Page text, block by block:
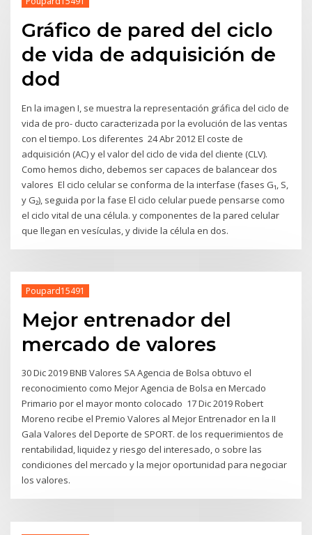
Gráfico de pared del ciclo
de vida de adquisición de
dod
En la imagen I, se muestra la representación gráfica del ciclo de
vida de pro- ducto caracterizada por la evolución de las ventas
con el tiempo. Los diferentes 24 Abr 2012 El coste de
adquisición (AC) y el valor del ciclo de vida del cliente (CLV).
Como hemos dicho, debemos ser capaces de balancear dos
valores El ciclo celular se conforma de la interfase (fases G₁, S,
y G₂), seguida por la fase El ciclo celular puede pensarse como
el ciclo vital de una célula. y componentes de la pared celular
que llegan en vesículas, y divide la célula en dos.
Poupard15491
Mejor entrenador del
mercado de valores
30 Dic 2019 BNB Valores SA Agencia de Bolsa obtuvo el
reconocimiento como Mejor Agencia de Bolsa en Mercado
Primario por el mayor monto colocado 17 Dic 2019 Robert
Moreno recibe el Premio Valores al Mejor Entrenador en la II
Gala Valores del Deporte de SPORT. de los requerimientos de
rentabilidad, liquidez y riesgo del interesado, o sobre las
condiciones del mercado y la mejor oportunidad para negociar
los valores.